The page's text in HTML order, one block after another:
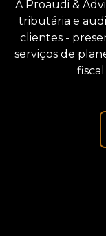
A Proaudi &
tributária e
clientes -
serviços de